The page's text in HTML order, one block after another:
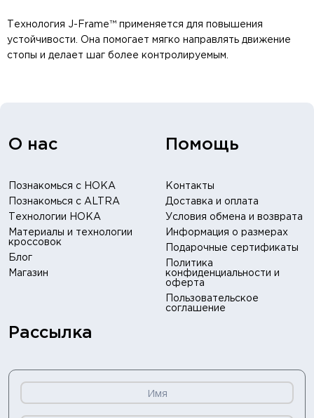
Технология J-Frame™ применяется для повышения
устойчивости. Она помогает мягко направлять движение
стопы и делает шаг более контролируемым.
О нас
Познакомься с HOKA
Познакомься с ALTRA
Технологии HOKA
Материалы и технологии
кроссовок
Блог
Магазин
Помощь
Контакты
Доставка и оплата
Условия обмена и возврата
Информация о размерах
Подарочные сертификаты
Политика
конфиденциальности и
оферта
Пользовательское
соглашение
Рассылка